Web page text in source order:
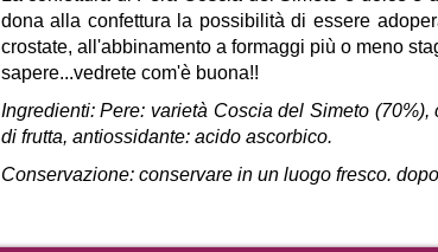
dona alla confettura la possibilità di essere
crostate, all'abbinamento a formaggi più o meno
sapere...vedrete com'è buona!!
Ingredienti: Pere: varietà Coscia del Simeto
di frutta, antiossidante: acido ascorbico.
Conservazione: conservare in un luogo fresco.